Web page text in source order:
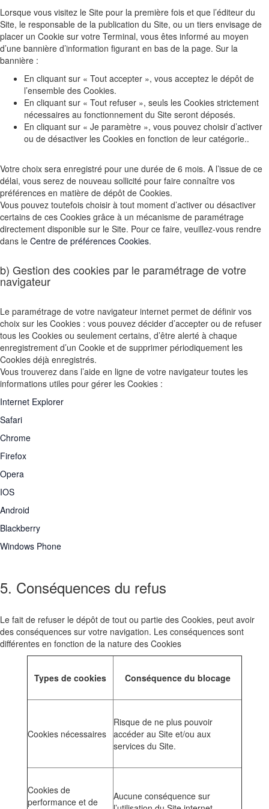
Lorsque vous visitez le Site pour la première fois et que l’éditeur du
Site, le responsable de la publication du Site, ou un tiers envisage de
placer un Cookie sur votre Terminal, vous êtes informé au moyen
d’une bannière d’information figurant en bas de la page. Sur la
bannière :
En cliquant sur « Tout accepter », vous acceptez le dépôt de
l’ensemble des Cookies.
En cliquant sur « Tout refuser », seuls les Cookies strictement
nécessaires au fonctionnement du Site seront déposés.
En cliquant sur « Je paramètre », vous pouvez choisir d’activer
ou de désactiver les Cookies en fonction de leur catégorie..
Votre choix sera enregistré pour une durée de 6 mois. A l’issue de ce
délai, vous serez de nouveau sollicité pour faire connaître vos
préférences en matière de dépôt de Cookies.
Vous pouvez toutefois choisir à tout moment d’activer ou désactiver
certains de ces Cookies grâce à un mécanisme de paramétrage
directement disponible sur le Site. Pour ce faire, veuillez-vous rendre
dans le Centre de préférences Cookies.
b) Gestion des cookies par le paramétrage de votre
navigateur
Le paramétrage de votre navigateur internet permet de définir vos
choix sur les Cookies : vous pouvez décider d’accepter ou de refuser
tous les Cookies ou seulement certains, d’être alerté à chaque
enregistrement d’un Cookie et de supprimer périodiquement les
Cookies déjà enregistrés.
Vous trouverez dans l’aide en ligne de votre navigateur toutes les
informations utiles pour gérer les Cookies :
Internet Explorer
Safari
Chrome
Firefox
Opera
IOS
Android
Blackberry
Windows Phone
5. Conséquences du refus
Le fait de refuser le dépôt de tout ou partie des Cookies, peut avoir
des conséquences sur votre navigation. Les conséquences sont
différentes en fonction de la nature des Cookies
Types de cookies Conséquence du blocage
Cookies nécessaires
Risque de ne plus pouvoir
accéder au Site et/ou aux
services du Site.
Cookies de
performance et de
Aucune conséquence sur